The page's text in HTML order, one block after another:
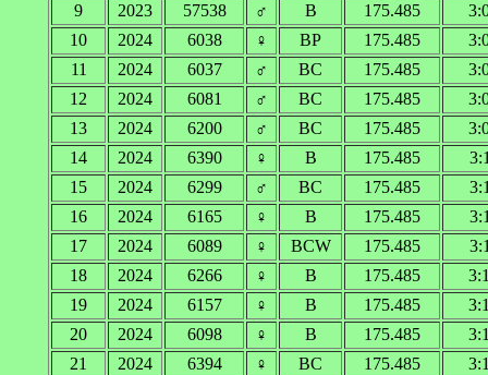
9
2023 57538 ♂ B 175.485
10
2024 6038 ♀ BP 175.485
11
2024 6037 ♂ BC 175.485
12
2024 6081 ♂ BC 175.485
13
2024 6200 ♂ BC 175.485
14
2024 6390 ♀ B 175.485
15
2024 6299 ♂ BC 175.485
16
2024 6165 ♀ B 175.485
17
2024 6089 ♀ BCW 175.485
18
2024 6266 ♀ B 175.485
19
2024 6157 ♀ B 175.485
20
2024 6098 ♀ B 175.485
21
2024 6394 ♀ BC 175.485